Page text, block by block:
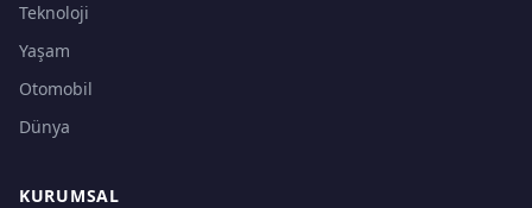
Teknoloji
Yaşam
Otomobil
Dünya
KURUMSAL